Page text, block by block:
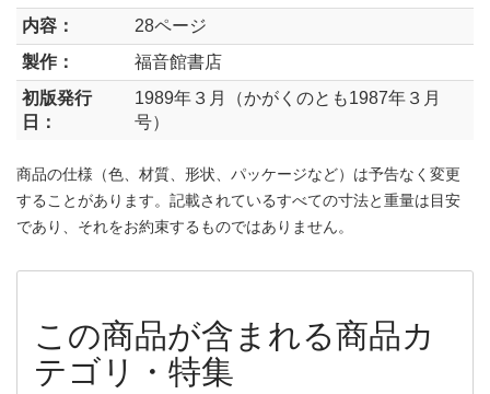
内容：
28ページ
製作：
福音館書店
初版発行
日：
1989年３月（かがくのとも1987年３月
号）
商品の仕様（色、材質、形状、パッケージなど）は予告なく変更
することがあります。記載されているすべての寸法と重量は目安
であり、それをお約束するものではありません。
この商品が含まれる商品カ
テゴリ・特集